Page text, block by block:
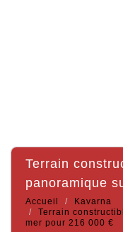
terrain constructible avec une vue
panoramique
Accueil
Kavarna
Terrain
mer pour 216 000 €